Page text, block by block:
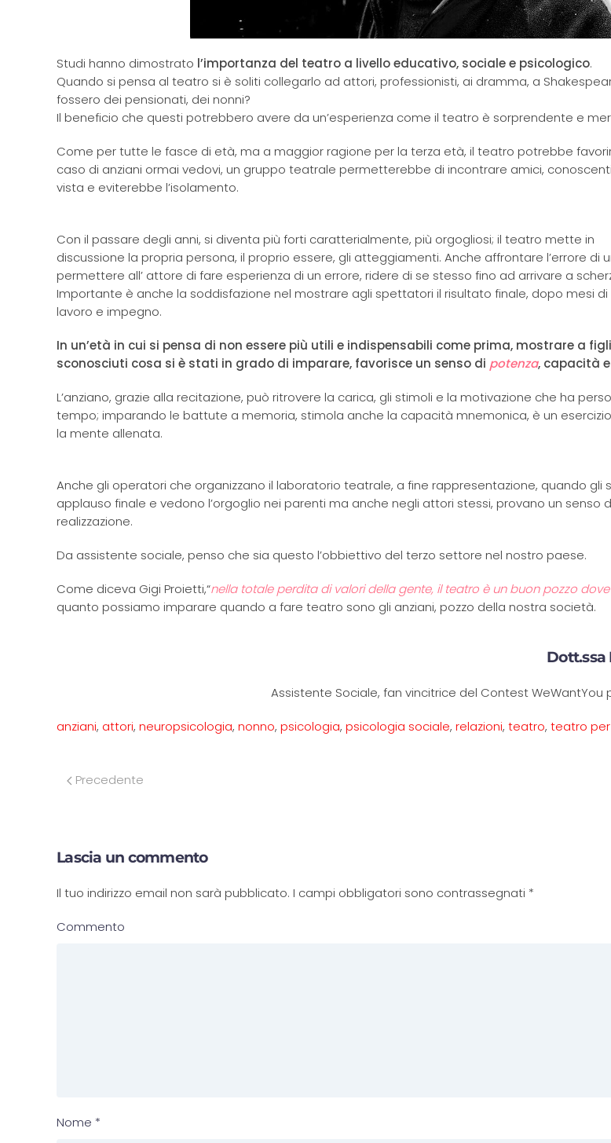
Studi hanno dimostrato l’importanza del teatro a livello educativo, sociale e psicologico.
Quando si pensa al teatro si è soliti collegarlo ad attori, professionisti, ai dramma, a
fossero dei pensionati, dei nonni?
Il beneficio che questi potrebbero avere da un’esperienza come il teatro è sorprendente e
Come per tutte le fasce di età, ma a maggior ragione per la terza età, il teatro potrebbe
caso di anziani ormai vedovi, un gruppo teatrale permetterebbe di incontrare amici,
vista e eviterebbe l’isolamento.
Con il passare degli anni, si diventa più forti caratterialmente, più orgogliosi; il teatro mette in
discussione la propria persona, il proprio essere, gli atteggiamenti. Anche affrontare l’errore di
permettere all’ attore di fare esperienza di un errore, ridere di se stesso fino ad arrivare a
Importante è anche la soddisfazione nel mostrare agli spettatori il risultato finale, dopo mesi di
lavoro e impegno.
In un’età in cui si pensa di non essere più utili e indispensabili come prima, mostrare a
sconosciuti cosa si è stati in grado di imparare, favorisce un senso di potenza, capacità
L’anziano, grazie alla recitazione, può ritrovere la carica, gli stimoli e la motivazione che ha
tempo; imparando le battute a memoria, stimola anche la capacità mnemonica, è un
la mente allenata.
Anche gli operatori che organizzano il laboratorio teatrale, a fine rappresentazione, quando gli
applauso finale e vedono l’orgoglio nei parenti ma anche negli attori stessi, provano un senso
realizzazione.
Da assistente sociale, penso che sia questo l’obbiettivo del terzo settore nel nostro paese.
Come diceva Gigi Proietti,“nella totale perdita di valori della gente, il teatro è un buon pozzo
quanto possiamo imparare quando a fare teatro sono gli anziani, pozzo della nostra società.
Assistente Sociale, fan vincitrice del Contest WeWantYou
anziani, attori, neuropsicologia, nonno, psicologia, psicologia sociale, relazioni, teatro, teatro
Precedente
Lascia un commento
Il tuo indirizzo email non sarà pubblicato. I campi obbligatori sono contrassegnati *
Commento
Nome *